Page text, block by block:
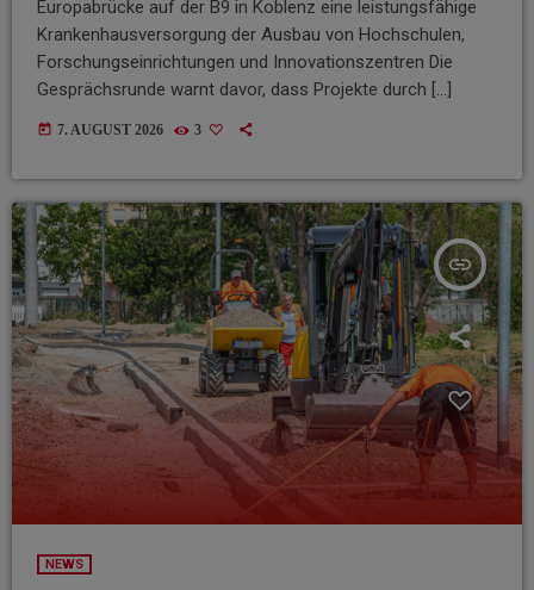
Europabrücke auf der B9 in Koblenz eine leistungsfähige
Krankenhausversorgung der Ausbau von Hochschulen,
Forschungseinrichtungen und Innovationszentren Die
Gesprächsrunde warnt davor, dass Projekte durch […]
today 7. AUGUST 2026 3
insert_link
NEWS